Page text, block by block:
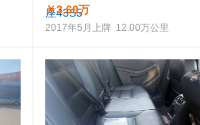
座43S5
￥3.60万
2017年5月上牌 12.00万公里